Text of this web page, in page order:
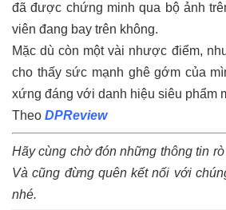
đã được chứng minh qua bộ ảnh
viên đang bay trên không.
Mặc dù còn một vài nhược điểm,
cho thấy sức mạnh ghê gớm của
xứng đáng với danh hiệu siêu phẩm
Theo DPReview
Hãy cùng chờ đón những thông tin
Và cũng đừng quên kết nối với
nhé.